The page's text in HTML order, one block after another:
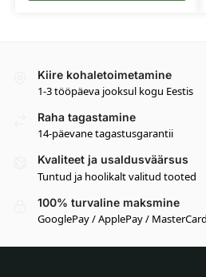
Kiire kohaletoimetamine
1-3 tööpäeva jooksul kogu Eestis
Raha tagastamine
14-päevane tagastusgarantii
Kvaliteet ja usaldusväärsus
Tuntud ja hoolikalt valitud tooted
100% turvaline maksmine
GooglePay / ApplePay /